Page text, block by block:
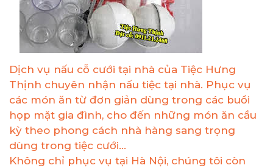
Dịch vụ nấu cỗ cưới tại nhà của Tiệc Hưng
Thịnh chuyên nhận nấu tiệc tại nhà. Phục vụ
các món ăn từ đơn giản dùng trong các buổi
họp mặt gia đình, cho đến những món ăn cầu
kỳ theo phong cách nhà hàng sang trọng
dùng trong tiệc cưới...
Không chỉ phục vụ tại Hà Nội, chúng tôi còn